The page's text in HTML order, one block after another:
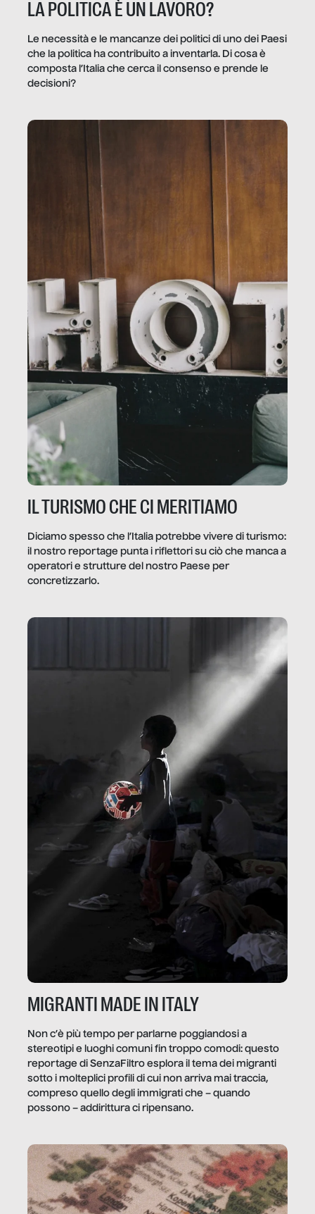
LA POLITICA È UN LAVORO?
Le necessità e le mancanze dei politici di uno dei Paesi
che la politica ha contribuito a inventarla. Di cosa è
composta l’Italia che cerca il consenso e prende le
decisioni?
IL TURISMO CHE CI MERITIAMO
Diciamo spesso che l’Italia potrebbe vivere di turismo:
il nostro reportage punta i riflettori su ciò che manca a
operatori e strutture del nostro Paese per
concretizzarlo.
MIGRANTI MADE IN ITALY
Non c’è più tempo per parlarne poggiandosi a
stereotipi e luoghi comuni fin troppo comodi: questo
reportage di SenzaFiltro esplora il tema dei migranti
sotto i molteplici profili di cui non arriva mai traccia,
compreso quello degli immigrati che – quando
possono – addirittura ci ripensano.